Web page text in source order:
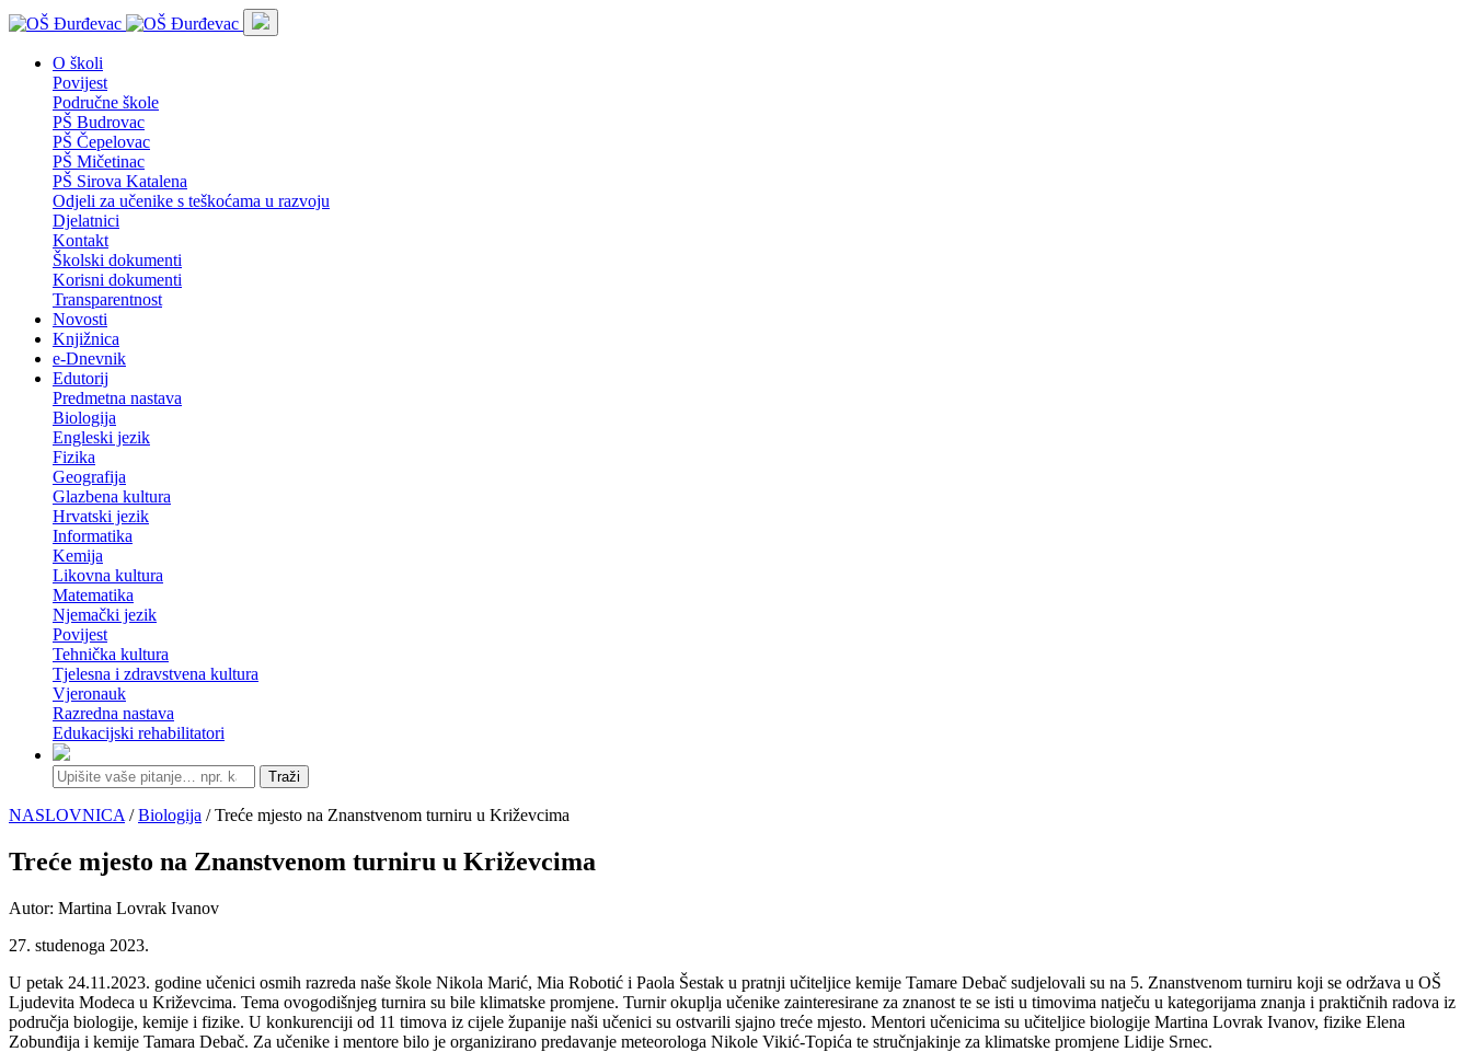
O školi
Povijest
Područne škole
PŠ Budrovac
PŠ Čepelovac
PŠ Mičetinac
PŠ Sirova Katalena
Odjeli za učenike s teškoćama u razvoju
Djelatnici
Kontakt
Školski dokumenti
Korisni dokumenti
Transparentnost
Novosti
Knjižnica
e-Dnevnik
Edutorij
Predmetna nastava
Biologija
Engleski jezik
Fizika
Geografija
Glazbena kultura
Hrvatski jezik
Informatika
Kemija
Likovna kultura
Matematika
Njemački jezik
Povijest
Tehnička kultura
Tjelesna i zdravstvena kultura
Vjeronauk
Razredna nastava
Edukacijski rehabilitatori
Traži
NASLOVNICA /Biologija / Treće mjesto na Znanstvenom turniru u Križevcima
Treće mjesto na Znanstvenom turniru u Križevcima
Autor: Martina Lovrak Ivanov
27. studenoga 2023.
U petak 24.11.2023. godine učenici osmih razreda naše škole Nikola Marić, Mia Robotić i Paola Šestak u pratnji učiteljice kemije Tamare Debač sudjelovali su na 5. Znanstvenom turniru koji se održava u OŠ
Ljudevita Modeca u Križevcima. Tema ovogodišnjeg turnira su bile klimatske promjene. Turnir okuplja učenike zainteresirane za znanost te se isti u timovima natječu u kategorijama znanja i praktičnih radova iz
područja biologije, kemije i fizike. U konkurenciji od 11 timova iz cijele županije naši učenici su ostvarili sjajno treće mjesto. Mentori učenicima su učiteljice biologije Martina Lovrak Ivanov, fizike Elena
Zobunđija i kemije Tamara Debač. Za učenike i mentore bilo je organizirano predavanje meteorologa Nikole Vikić-Topića te stručnjakinje za klimatske promjene Lidije Srnec.